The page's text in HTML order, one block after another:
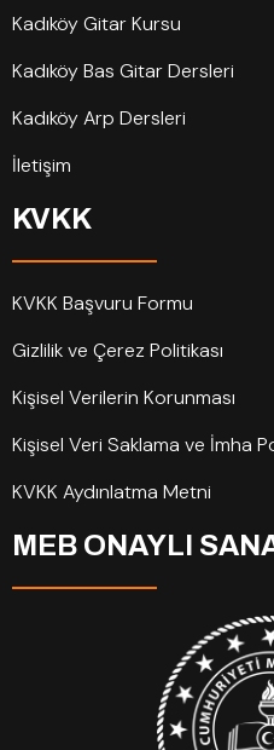
Kadıköy Gitar Kursu
Kadıköy Bas Gitar Dersleri
Kadıköy Arp Dersleri
İletişim
KVKK
KVKK Başvuru Formu
Gizlilik ve Çerez Politikası
Kişisel Verilerin Korunması
Kişisel Veri Saklama ve İmha
KVKK Aydınlatma Metni
MEB ONAYLI